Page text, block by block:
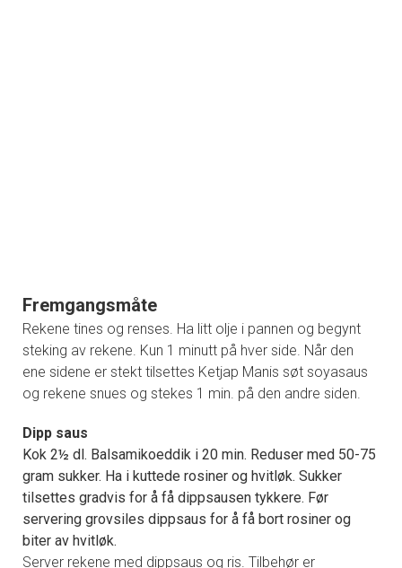
Fremgangsmåte
Rekene tines og renses. Ha litt olje i pannen og begynt
steking av rekene. Kun 1 minutt på hver side. Når den
ene sidene er stekt tilsettes Ketjap Manis søt soyasaus
og rekene snues og stekes 1 min. på den andre siden.
Dipp saus
Kok 2½ dl. Balsamikoeddik i 20 min. Reduser med 50-75
gram sukker. Ha i kuttede rosiner og hvitløk. Sukker
tilsettes gradvis for å få dippsausen tykkere. Før
servering grovsiles dippsaus for å få bort rosiner og
biter av hvitløk.
Server rekene med dippsaus og ris. Tilbehør er